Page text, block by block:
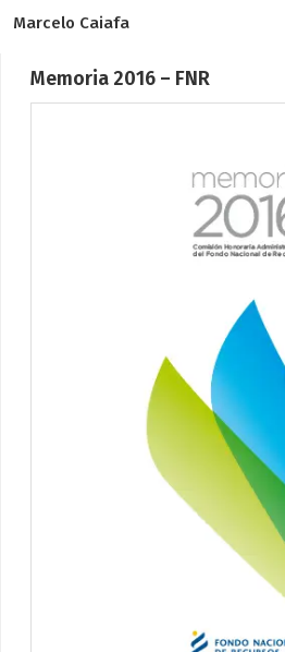
Marcelo Caiafa
Memoria 2016 – FNR